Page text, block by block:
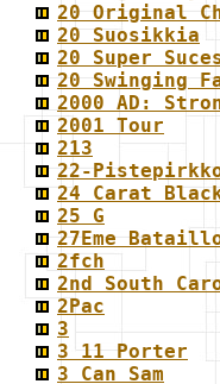
20 Original
20 Suosikkia
20 Super
20 Swinging
2000 AD:
2001 Tour
213
22-
24 Carat
25 G
27Eme
2fch
2nd South
2Pac
3
3 11 Porter
3 Can Sam